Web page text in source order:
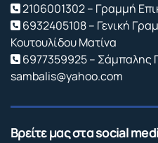
2106001302 – Γραμμή
6932405108 – Γενική
Κουτουλίδου Ματίνα
6977359925 – Σάμπαλης
sambalis@yahoo.com
Βρείτε μας στα social